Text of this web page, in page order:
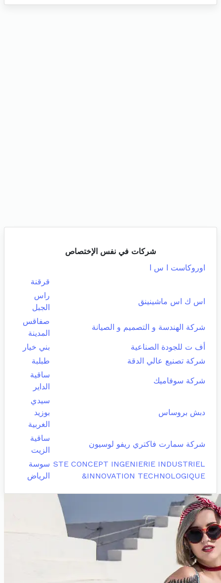
شركات في نفس الإختصاص
اوروكاست ا س ا
قرقنة
اس ك اس ماشينينق
راس
الجبل
شركة الهندسة و التصميم و الصيانة
صفاقس
المدينة
أف ت للجودة الصناعية
بني خيار
شركة تصنيع عالي الدقة
طبلبة
شركة سوفاميك
ساقية
الداير
دبش بروساس
سيدي
بوزيد
الغربية
شركة سمارت فاكتري ريفو لوسيون
ساقية
الزيت
STE CONCEPT INGENIERIE INDUSTRIEL
&INNOVATION TECHNOLOGIQUE
سوسة
الرياض